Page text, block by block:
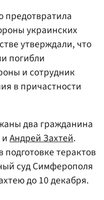
предотвратила
украинских
утверждали, что
погибли
и сотрудник
в причастности
два гражданина
иАндрей Захтей.
терактов
суд Симферополя
до 10 декабря.